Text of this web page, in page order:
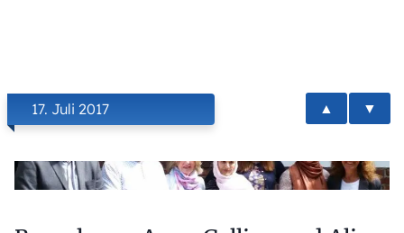
17. Juli 2017 ▲ ▼